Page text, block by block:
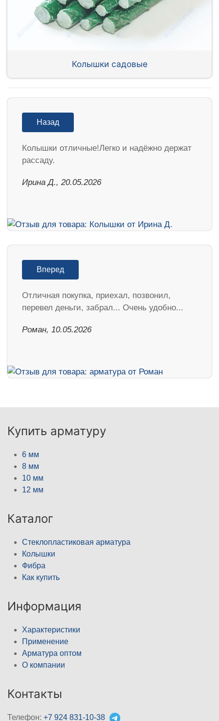
Колышки садовые
Назад
Колышки отличные!Легко и надёжно держат
рассаду.
Ирина Д., 20.05.2026
Вперед
Отличная покупка, приехал, позвонил,
перевел деньги, забрал... Очень удобно...
Роман, 10.05.2026
Купить арматуру
6 мм
8 мм
10 мм
12 мм
Каталог
Стеклопластиковая арматура
Колышки
Фибра
Как купить
Информация
Характеристики
Применение
Арматура оптом
О компании
Контакты
Телефон: +7 924 831-10-38